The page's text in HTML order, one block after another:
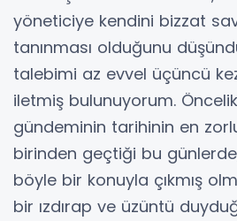
yöneticiye kendini bizzat
tanınması olduğunu
talebimi az evvel üçüncü
iletmiş bulunuyorum.
gündeminin tarihinin en
birinden geçtiği bu
böyle bir konuyla çıkmış
bir ızdırap ve üzüntü